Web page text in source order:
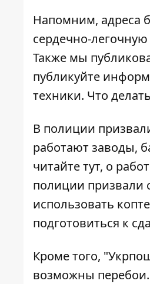
Напомним, адреса
сердечно-
Также мы
публикуйте
техники. Что
В полиции
работают заводы,
читайтетут, о
полиции призвали
использовать
подготовиться к
Кроме того,
возможны перебои.